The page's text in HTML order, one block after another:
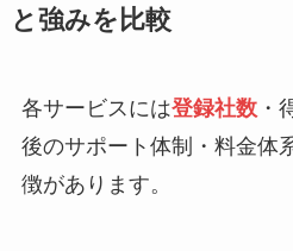
と強みを比較
各サービスには登録社数・
後のサポート体制・料金体
徴があります。